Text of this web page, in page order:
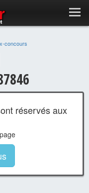
concours
réservés aux